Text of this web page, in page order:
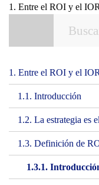
1. Entre el ROI y el
1. Entre el ROI y el IOR
1.1. Introducción
1.2. La estrategia es
1.3. Definición de
1.3.1.